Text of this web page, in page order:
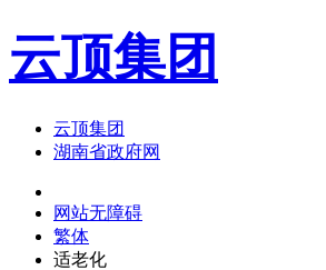
云顶集团
云顶集团
湖南省政府网
网站无障碍
繁体
适老化